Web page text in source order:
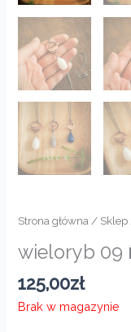
Strona główna / Sklep
wieloryb 09
125,00zł
Brak w magazynie